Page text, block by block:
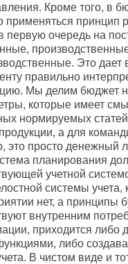
Кроме того, в
применяться принцип
первую очередь на
Это дает
правильно
Мы делим бюджет
которые имеет
нормируемых
а для
это просто денежный
планирования
учетной
системы учета,
нет, а принципы
внутренним
приходится либо
либо
В чистом виде и